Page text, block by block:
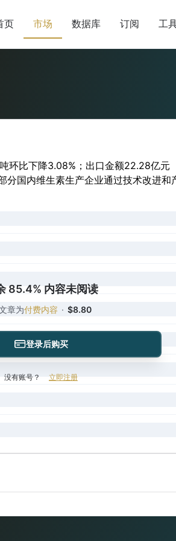
页 市场 数据库 订阅 工
比下降3.08%；出口金额22.28亿元
国内维生素生产企业通过技术改进和
85.4% 内容未阅读
章为付费内容 · $8.80
登录后购买
没有账号？ 立即注册